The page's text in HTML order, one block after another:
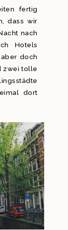
fertig
dass wir
nach
Hotels
doch
zwei tolle
dort